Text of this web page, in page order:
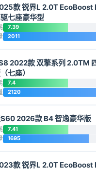
款 锐界L 2.0T EcoBoost
七座豪华型
7.39
2011
2022款 双擎系列 2.0TM
七座）
7.4
2120
2026款 B4 智逸豪华版
7.41
1695
款 锐界L 2.0T EcoBoost